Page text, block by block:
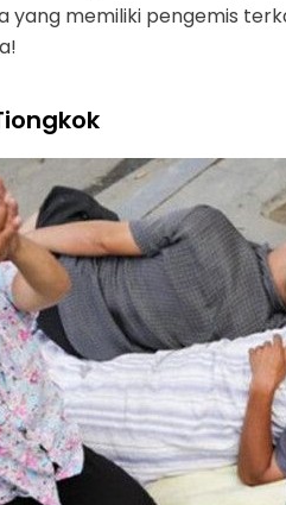
memiliki pengemis